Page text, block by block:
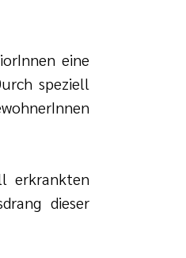
eine
speziell
erkrankten
dieser